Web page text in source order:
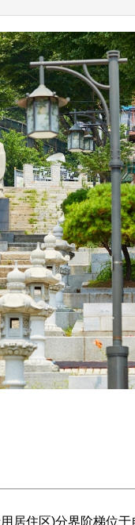
居住区)分界阶梯位